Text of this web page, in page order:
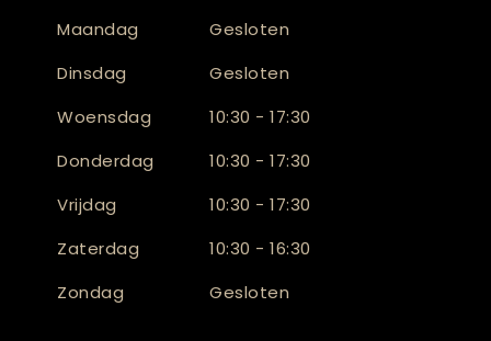
Maandag
Gesloten
Dinsdag
Gesloten
Woensdag
10:30 - 17:30
Donderdag
10:30 - 17:30
Vrijdag
10:30 - 17:30
Zaterdag
10:30 - 16:30
Zondag
Gesloten